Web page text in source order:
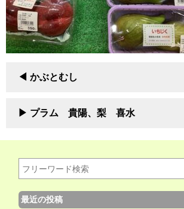
かぶとむし
プラム 貴陽、梨 喜水
最近の投稿